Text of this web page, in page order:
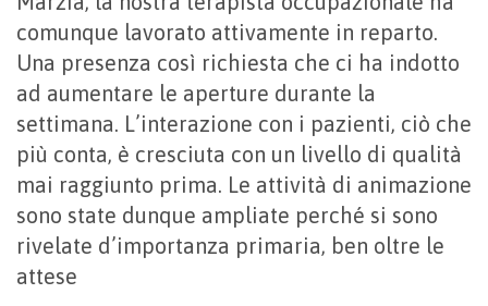
comunque lavorato attivamente in reparto.
Una presenza così richiesta che ci ha indotto
ad aumentare le aperture durante la
settimana. L’interazione con i pazienti, ciò che
più conta, è cresciuta con un livello di qualità
mai raggiunto prima. Le attività di animazione
sono state dunque ampliate perché si sono
rivelate d’importanza primaria, ben oltre le
attese